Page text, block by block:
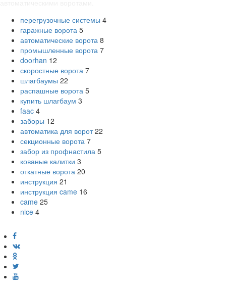
перегрузочные системы 4
гаражные ворота 5
автоматические ворота 8
промышленные ворота 7
doorhan 12
скоростные ворота 7
шлагбаумы 22
распашные ворота 5
купить шлагбаум 3
faac 4
заборы 12
автоматика для ворот 22
секционные ворота 7
забор из профнастила 5
кованые калитки 3
откатные ворота 20
инструкция 21
инструкция came 16
came 25
nice 4